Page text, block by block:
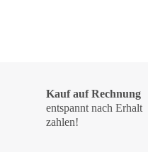
Kauf auf Rechnung
entspannt nach Erhalt
zahlen!